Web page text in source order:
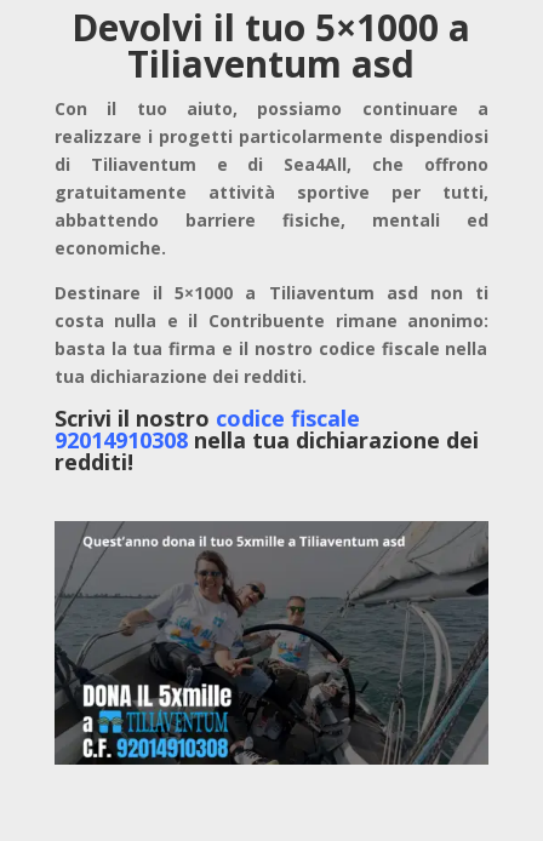
Devolvi il tuo 5×1000 a
Tiliaventum asd
Con il tuo aiuto, possiamo continuare a
realizzare i progetti particolarmente dispendiosi
di Tiliaventum e di Sea4All, che offrono
gratuitamente attività sportive per tutti,
abbattendo barriere fisiche, mentali ed
economiche.
Destinare il 5×1000 a Tiliaventum asd non ti
costa nulla e il Contribuente rimane anonimo:
basta la tua firma e il nostro codice fiscale nella
tua dichiarazione dei redditi.
Scrivi il nostro codice fiscale
92014910308nella tua dichiarazione dei
redditi!